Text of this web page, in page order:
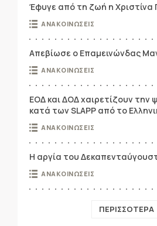
Έφυγε από τη ζωή η Χριστίνα
ΑΝΑΚΟΙΝΩΣΕΙΣ
Απεβίωσε ο Επαμεινώνδας
ΑΝΑΚΟΙΝΩΣΕΙΣ
ΕΟΔ και ΔΟΔ χαιρετίζουν την
κατά των SLAPP από το
ΑΝΑΚΟΙΝΩΣΕΙΣ
Η αργία του
ΑΝΑΚΟΙΝΩΣΕΙΣ
ΠΕΡΙΣΣΟΤΕΡΑ